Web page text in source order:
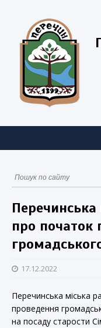
про початок
17.12.2022
Перечинська міська
проведення
на посаду старости